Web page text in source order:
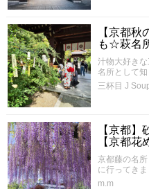
【京都
も☆萩名
汁物大好き
名所として知
三杯目 J
【京都】
【京都花
京都藤の名
に行ってき
m.m